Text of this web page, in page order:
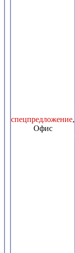
спецпредложение,
Офис